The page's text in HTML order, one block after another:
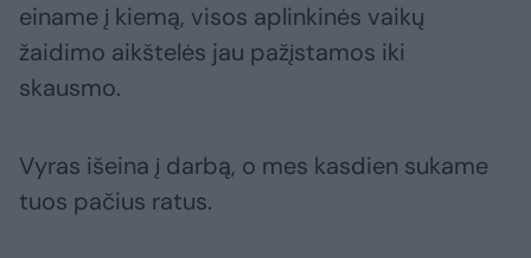
einame į kiemą, visos aplinkinės vaikų
žaidimo aikštelės jau pažįstamos iki
skausmo.
Vyras išeina į darbą, o mes kasdien sukame
tuos pačius ratus.